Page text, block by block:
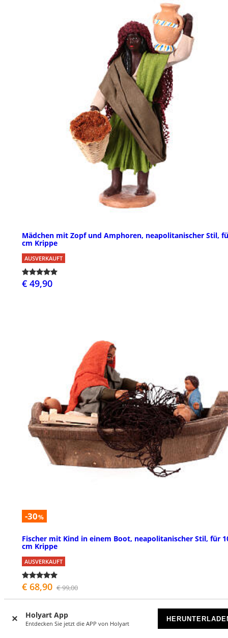
Holyart App
Entdecken Sie jetzt die APP von Holyart
Mädchen mit Zopf und Amphoren, neapolitanischer Stil,
cm Krippe
AUSVERKAUFT
€ 49,90
-30%
Fischer mit Kind in einem Boot, neapolitanischer Stil, für
cm Krippe
AUSVERKAUFT
€ 68,90 € 99,00